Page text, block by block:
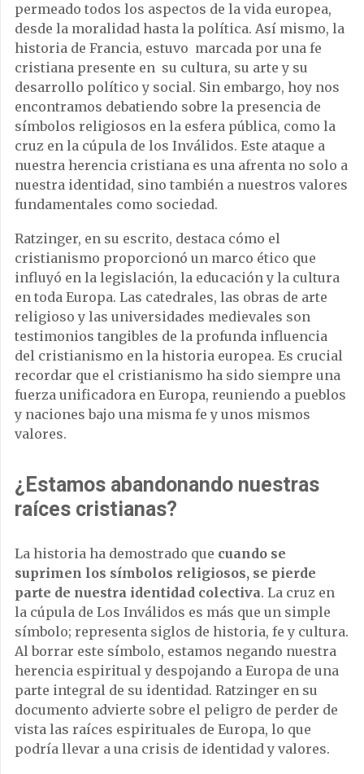
permeado todos los aspectos de la vida europea,
desde la moralidad hasta la política. Así mismo, la
historia de Francia, estuvo marcada por una fe
cristiana presente en su cultura, su arte y su
desarrollo político y social. Sin embargo, hoy nos
encontramos debatiendo sobre la presencia de
símbolos religiosos en la esfera pública, como la
cruz en la cúpula de los Inválidos. Este ataque a
nuestra herencia cristiana es una afrenta no solo a
nuestra identidad, sino también a nuestros valores
fundamentales como sociedad.
Ratzinger, en su escrito, destaca cómo el
cristianismo proporcionó un marco ético que
influyó en la legislación, la educación y la cultura
en toda Europa. Las catedrales, las obras de arte
religioso y las universidades medievales son
testimonios tangibles de la profunda influencia
del cristianismo en la historia europea. Es crucial
recordar que el cristianismo ha sido siempre una
fuerza unificadora en Europa, reuniendo a pueblos
y naciones bajo una misma fe y unos mismos
valores.
¿Estamos abandonando nuestras
raíces cristianas?
La historia ha demostrado que cuando se
suprimen los símbolos religiosos, se pierde
parte de nuestra identidad colectiva. La cruz en
la cúpula de Los Inválidos es más que un simple
símbolo; representa siglos de historia, fe y cultura.
Al borrar este símbolo, estamos negando nuestra
herencia espiritual y despojando a Europa de una
parte integral de su identidad. Ratzinger en su
documento advierte sobre el peligro de perder de
vista las raíces espirituales de Europa, lo que
podría llevar a una crisis de identidad y valores.